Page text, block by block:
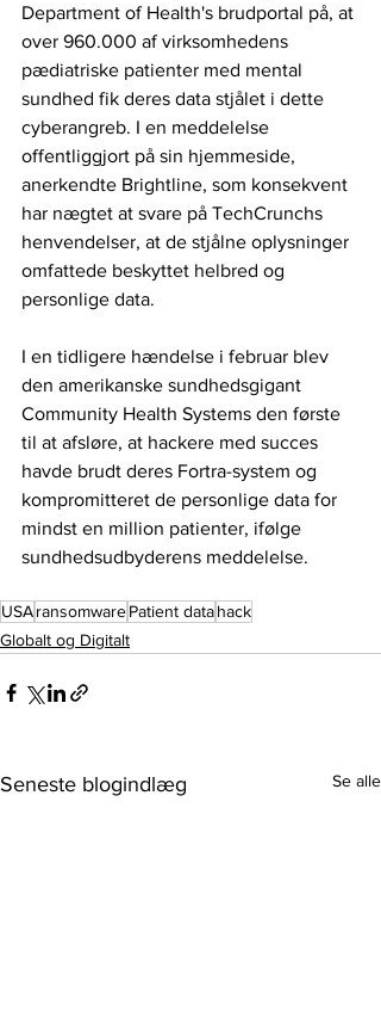
Department of Health's brudportal på, at
over 960.000 af virksomhedens
pædiatriske patienter med mental
sundhed fik deres data stjålet i dette
cyberangreb. I en meddelelse
offentliggjort på sin hjemmeside,
anerkendte Brightline, som konsekvent
har nægtet at svare på TechCrunchs
henvendelser, at de stjålne oplysninger
omfattede beskyttet helbred og
personlige data.
I en tidligere hændelse i februar blev
den amerikanske sundhedsgigant
Community Health Systems den første
til at afsløre, at hackere med succes
havde brudt deres Fortra-system og
kompromitteret de personlige data for
mindst en million patienter, ifølge
sundhedsudbyderens meddelelse.
USAransomwarePatient datahack
Globalt og Digitalt
Seneste blogindlæg Se alle